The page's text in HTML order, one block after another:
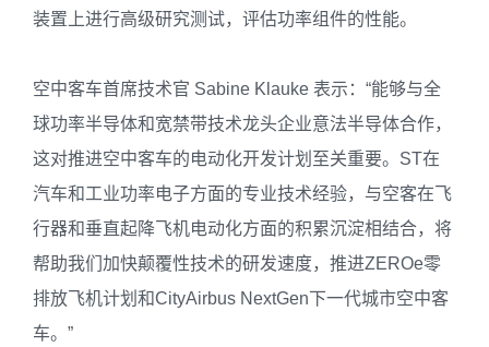
装置上进行高级研究测试，评估功率组件的性能。
空中客车首席技术官 Sabine Klauke 表示：“能够与全
球功率半导体和宽禁带技术龙头企业意法半导体合作，
这对推进空中客车的电动化开发计划至关重要。ST在
汽车和工业功率电子方面的专业技术经验，与空客在飞
行器和垂直起降飞机电动化方面的积累沉淀相结合，将
帮助我们加快颠覆性技术的研发速度，推进ZEROe零
排放飞机计划和CityAirbus NextGen下一代城市空中客
车。”